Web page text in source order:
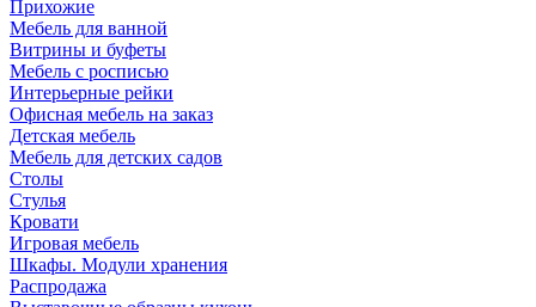
Прихожие
Мебель для ванной
Витрины и буфеты
Мебель с росписью
Интерьерные рейки
Офисная мебель на заказ
Детская мебель
Мебель для детских садов
Столы
Стулья
Кровати
Игровая мебель
Шкафы. Модули хранения
Распродажа